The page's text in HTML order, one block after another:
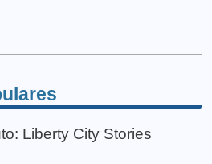
Liberty City Stories